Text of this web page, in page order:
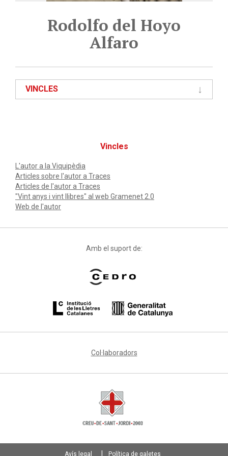
Rodolfo del Hoyo
Alfaro
VINCLES
Vincles
L'autor a la Viquipèdia
Articles sobre l'autor a Traces
Articles de l'autor a Traces
"Vint anys i vint llibres" al web Gramenet 2.0
Web de l'autor
Amb el suport de:
Col·laboradors
Avís legal Política de galetes